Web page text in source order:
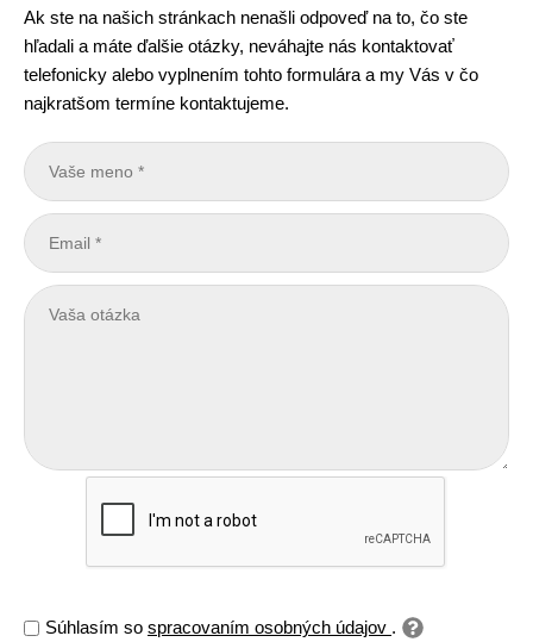
Ak ste na našich stránkach nenašli odpoveď na to, čo ste
hľadali a máte ďalšie otázky, neváhajte nás kontaktovať
telefonicky alebo vyplnením tohto formulára a my Vás v čo
najkratšom termíne kontaktujeme.
Súhlasím so spracovaním osobných údajov .